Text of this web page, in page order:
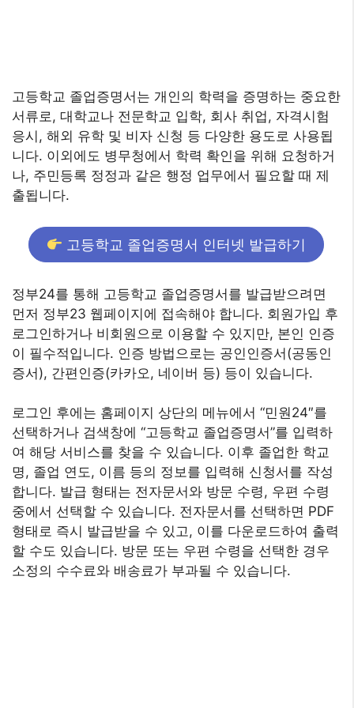
고등학교 졸업증명서는 개인의 학력을 증명하는 중요한
서류로, 대학교나 전문학교 입학, 회사 취업, 자격시험
응시, 해외 유학 및 비자 신청 등 다양한 용도로 사용됩
니다. 이외에도 병무청에서 학력 확인을 위해 요청하거
나, 주민등록 정정과 같은 행정 업무에서 필요할 때 제
출됩니다.
고등학교 졸업증명서 인터넷 발급하기
정부24를 통해 고등학교 졸업증명서를 발급받으려면
먼저 정부23 웹페이지에 접속해야 합니다. 회원가입 후
로그인하거나 비회원으로 이용할 수 있지만, 본인 인증
이 필수적입니다. 인증 방법으로는 공인인증서(공동인
증서), 간편인증(카카오, 네이버 등) 등이 있습니다.
로그인 후에는 홈페이지 상단의 메뉴에서 “민원24″를
선택하거나 검색창에 “고등학교 졸업증명서”를 입력하
여 해당 서비스를 찾을 수 있습니다. 이후 졸업한 학교
명, 졸업 연도, 이름 등의 정보를 입력해 신청서를 작성
합니다. 발급 형태는 전자문서와 방문 수령, 우편 수령
중에서 선택할 수 있습니다. 전자문서를 선택하면 PDF
형태로 즉시 발급받을 수 있고, 이를 다운로드하여 출력
할 수도 있습니다. 방문 또는 우편 수령을 선택한 경우
소정의 수수료와 배송료가 부과될 수 있습니다.